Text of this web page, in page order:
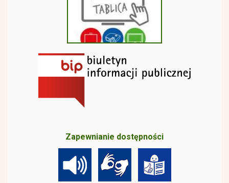
Zapewnianie dostępności